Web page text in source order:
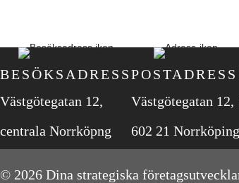
BESÖKSADRESS
Västgötegatan 12,
centrala Norrköpng
POSTADRESS
Västgötegatan 12,
602 21 Norrköping
© 2026 Dina strategiska